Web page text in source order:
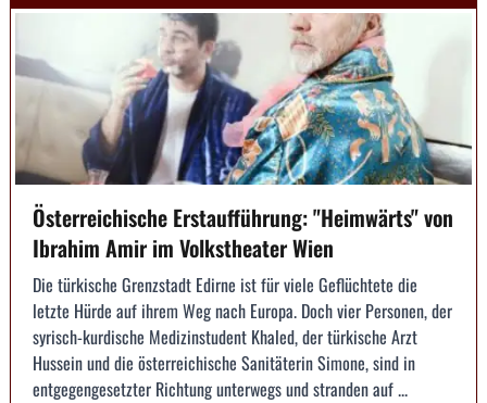
Österreichische Erstaufführung: "Heimwärts" von
Ibrahim Amir im Volkstheater Wien
Die türkische Grenzstadt Edirne ist für viele Geflüchtete die
letzte Hürde auf ihrem Weg nach Europa. Doch vier Personen, der
syrisch-kurdische Medizinstudent Khaled, der türkische Arzt
Hussein und die österreichische Sanitäterin Simone, sind in
entgegengesetzter Richtung unterwegs und stranden auf ...